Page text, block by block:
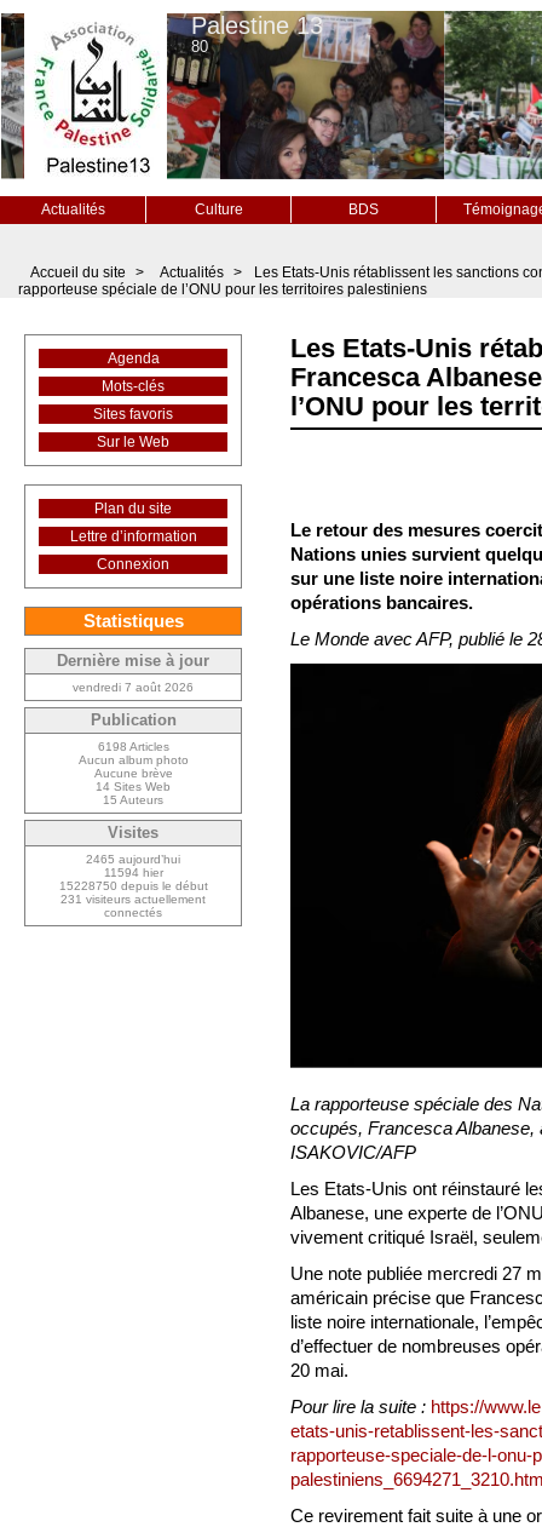
Palestine 13
80
Actualités Culture BDS
Accueil du site > Actualités >
Les Etats-Unis rétablissent les sanctions
rapporteuse spéciale de l’ONU pour les territoires palestiniens
Les Etats-Unis
Francesca
l’ONU pour les
Le retour des mesures
Nations unies survient
sur une liste noire
opérations bancaires.
Le Monde avec AFP, publié le
La rapporteuse spéciale des
occupés, Francesca
ISAKOVIC/AFP
Les Etats-Unis ont réinstauré
Albanese, une experte de
vivement critiqué Israël,
Une note publiée mercredi 27
américain précise que
liste noire internationale,
d’effectuer de nombreuses
20 mai.
Pour lire la suite : https://
etats-unis-retablissent-les-
rapporteuse-speciale-de-l-onu-
Ce revirement fait suite à une
Agenda
Mots-clés
Sites favoris
Sur le Web
Plan du site
Lettre d’information
Connexion
Statistiques
Dernière mise à jour
vendredi 7 août 2026
Publication
6198 Articles
Aucun album photo
Aucune brève
14 Sites Web
15 Auteurs
Visites
2465 aujourd’hui
11594 hier
15228750 depuis le début
231 visiteurs actuellement
connectés